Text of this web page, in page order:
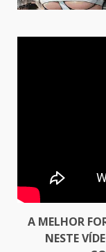
A MELHOR
NESTE